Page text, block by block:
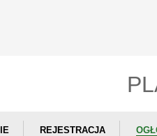
REJESTRACJA